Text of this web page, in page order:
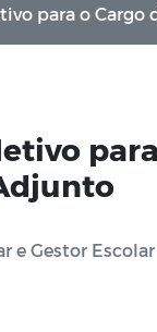
e Gestor Escolar
para
e Gestor Escolar